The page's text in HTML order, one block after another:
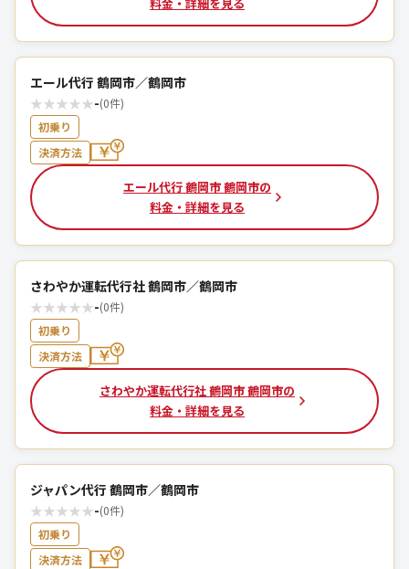
エール代行 鶴岡市／鶴岡市
★★★★★-(0件)
初乗り
決済方法
エール代行 鶴岡市 鶴岡市の
料金・詳細を見る
さわやか運転代行社 鶴岡市／鶴岡市
★★★★★-(0件)
初乗り
決済方法
さわやか運転代行社 鶴岡市 鶴岡市の
料金・詳細を見る
ジャパン代行 鶴岡市／鶴岡市
★★★★★-(0件)
初乗り
決済方法